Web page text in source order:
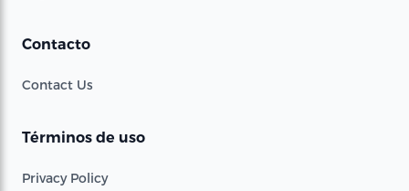
Contacto
Contact Us
Términos de uso
Privacy Policy